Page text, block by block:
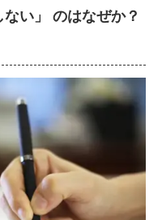
い」 のはなぜか？